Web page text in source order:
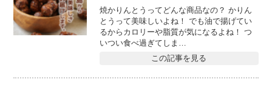
焼かりんとうってどんな商品なの？ かりん
とうって美味しいよね！ でも油で揚げてい
るからカロリーや脂質が気になるよね！ つ
いつい食べ過ぎてしま…
この記事を見る